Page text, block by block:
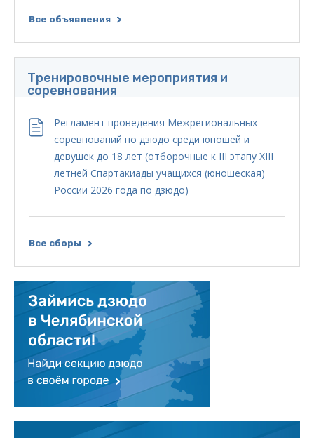
Все объявления
Тренировочные мероприятия и
соревнования
Регламент проведения Межрегиональных
соревнований по дзюдо среди юношей и
девушек до 18 лет (отборочные к III этапу XIII
летней Спартакиады учащихся (юношеская)
России 2026 года по дзюдо)
Все сборы